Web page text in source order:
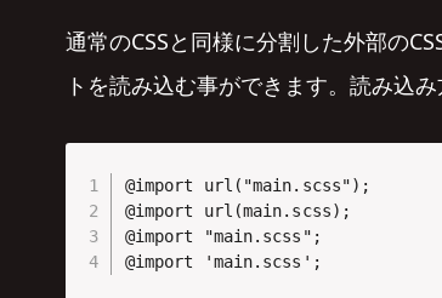
通常のCSSと同様に分割した外部の
トを読み込む事ができます。読み込
@import url("main.scss");
@import url(main.scss);
@import "main.scss";
@import 'main.scss';